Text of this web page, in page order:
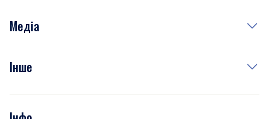
Рецепти
Медіа
Фото
Подкасти
Інше